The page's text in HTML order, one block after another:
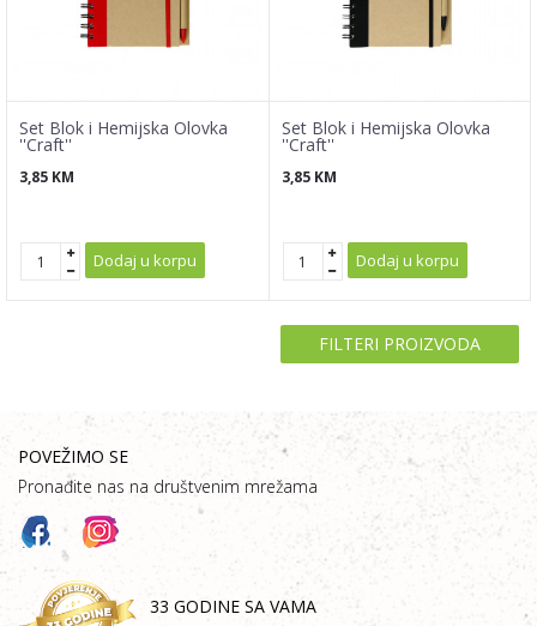
Set Blok i Hemijska Olovka
''Craft''
3,85 KM
Dodaj u korpu
Set Blok i Hemijska Olovka
''Craft''
3,85 KM
Dodaj u korpu
FILTERI PROIZVODA
POVEŽIMO SE
Pronađite nas na društvenim mrežama
33 GODINE SA VAMA